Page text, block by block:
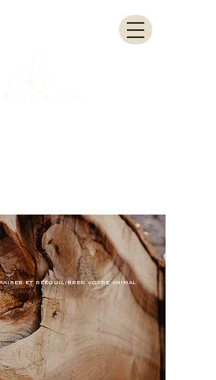
et rééquilibrer votre animal